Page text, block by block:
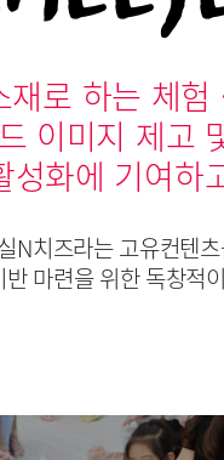
로 하는 체험
이미지 제고
성화에 기여하
N치즈라는 고유컨텐
마련을 위한 독창